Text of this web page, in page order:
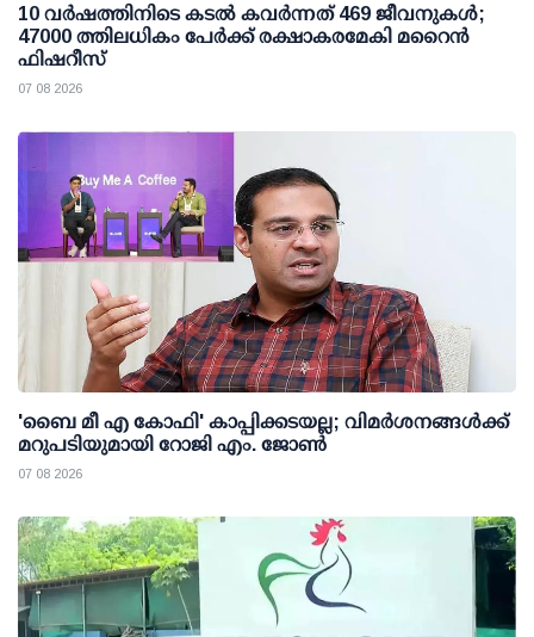
10 വര്‍ഷത്തിനിടെ കടല്‍ കവര്‍ന്നത് 469 ജീവനുകള്‍;
47000 ത്തിലധികം പേര്‍ക്ക് രക്ഷാകരമേകി മറൈന്‍
ഫിഷറീസ്
07 08 2026
'ബൈ മീ എ കോഫി' കാപ്പിക്കടയല്ല; വിമര്‍ശനങ്ങള്‍ക്ക്
മറുപടിയുമായി റോജി എം. ജോണ്‍
07 08 2026